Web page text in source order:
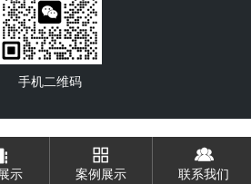
手机二维码
示 案例展示 联系我们